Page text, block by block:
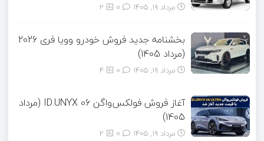
مرداد ۱۹, ۱۴۰۵ 2
بخشنامه جدید فروش خودرو وویا فری 2026
(مرداد 1405)
مرداد ۱۹, ۱۴۰۵ 4
آغاز فروش فولکس‌واگن ID.UNYX 06 (مرداد
1405)
مرداد ۱۹, ۱۴۰۵ 2